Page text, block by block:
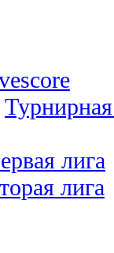
лига
лига